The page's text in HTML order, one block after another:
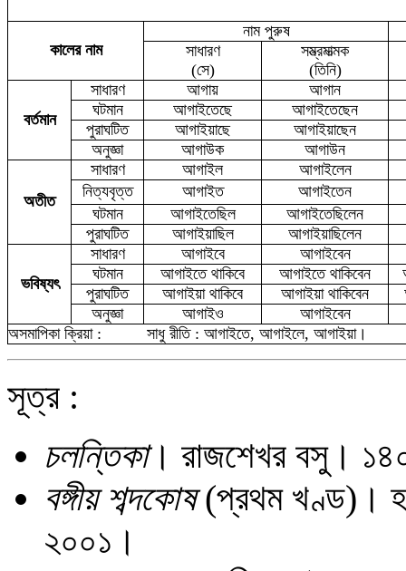
কালের নাম
নাম পুরুষ
সাধারণ
(সে)
সম্ভ্রমাত্মক
(তিনি)
বর্তমান
সাধারণ আগায়
আগান
ঘটমান
আগাইতেছে
আগাইতেছেন
পুরাঘটিত
আগাইয়াছে
আগাইয়াছেন
অনুজ্ঞা
আগাউক আগাউন
অতীত
সাধারণ আগাইল
আগাইলেন
নিত্যবৃত্ত
আগাইত
আগাইতেন
ঘটমান
আগাইতেছিল
আগাইতেছিলেন
পুরাঘটিত
আগাইয়াছিল আগাইয়াছিলেন
ভবিষ্যৎ
সাধারণ আগাইবে
আগাইবেন
ঘটমান
আগাইতে থাকিবে আগাইতে থাকিবেন
পুরাঘটিত
আগাইয়া থাকিবে আগাইয়া থাকিবেন
অনুজ্ঞা
আগাইও
আগাইবেন
অসমাপিকা ক্রিয়া :
সাধু রীতি : আগাইতে, আগাইলে, আগাইয়া
সূত্র :
চলন্তিকা। রাজশেখর বসু।
বঙ্গীয় শব্দকোষ(প্রথম খণ্ড)।
২০০১।